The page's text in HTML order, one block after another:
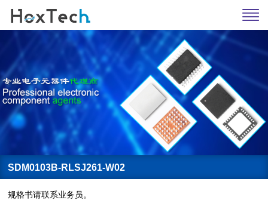
SDM0103B-RLSJ261-W02
规格书请联系业务员。